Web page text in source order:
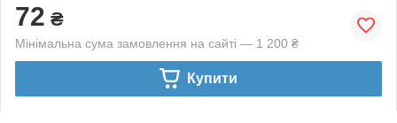
72 ₴
Мінімальна сума замовлення на сайті — 1 200 ₴
Купити